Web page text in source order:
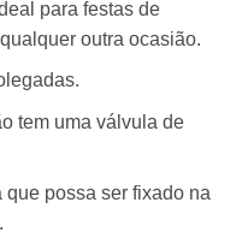
para festas de
outra ocasião.
tem uma válvula de
que possa ser fixado na